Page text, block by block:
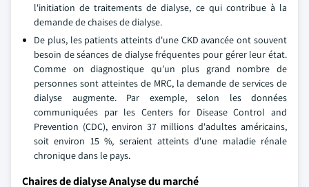
l'initiation de traitements de dialyse, ce qui contribue à la
demande de chaises de dialyse.
De plus, les patients atteints d'une CKD avancée ont souvent
besoin de séances de dialyse fréquentes pour gérer leur état.
Comme on diagnostique qu'un plus grand nombre de
personnes sont atteintes de MRC, la demande de services de
dialyse augmente. Par exemple, selon les données
communiquées par les Centers for Disease Control and
Prevention (CDC), environ 37 millions d'adultes américains,
soit environ 15 %, seraient atteints d'une maladie rénale
chronique dans le pays.
Chaires de dialyse Analyse du marché